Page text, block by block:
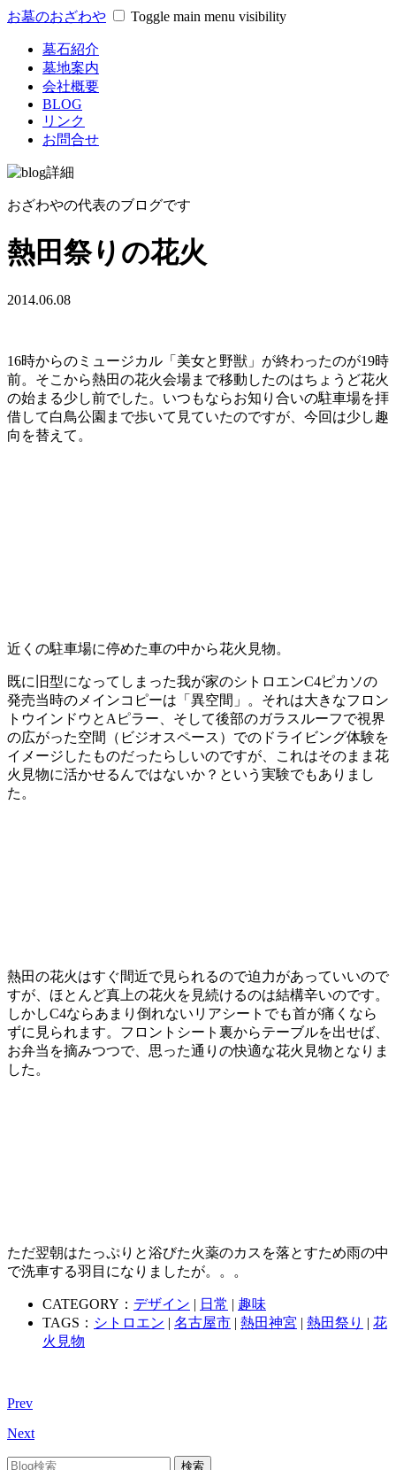
お墓のおざわや Toggle main menu visibility
墓石紹介
墓地案内
会社概要
BLOG
リンク
お問合せ
おざわやの代表のブログです
熱田祭りの花火
2014.06.08
16時からのミュージカル「美女と野獣」が終わったのが19時
前。そこから熱田の花火会場まで移動したのはちょうど花火
の始まる少し前でした。いつもならお知り合いの駐車場を拝
借して白鳥公園まで歩いて見ていたのですが、今回は少し趣
向を替えて。
近くの駐車場に停めた車の中から花火見物。
既に旧型になってしまった我が家のシトロエンC4ピカソの
発売当時のメインコピーは「異空間」。それは大きなフロン
トウインドウとAピラー、そして後部のガラスルーフで視界
の広がった空間（ビジオスペース）でのドライビング体験を
イメージしたものだったらしいのですが、これはそのまま花
火見物に活かせるんではないか？という実験でもありまし
た。
熱田の花火はすぐ間近で見られるので迫力があっていいので
すが、ほとんど真上の花火を見続けるのは結構辛いのです。
しかしC4ならあまり倒れないリアシートでも首が痛くなら
ずに見られます。フロントシート裏からテーブルを出せば、
お弁当を摘みつつで、思った通りの快適な花火見物となりま
した。
ただ翌朝はたっぷりと浴びた火薬のカスを落とすため雨の中
で洗車する羽目になりましたが。。。
CATEGORY： デザイン | 日常 | 趣味
TAGS： シトロエン | 名古屋市 | 熱田神宮 | 熱田祭り | 花
火見物
Prev
Next